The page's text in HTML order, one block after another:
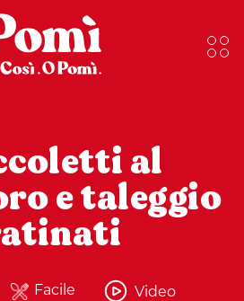
al
e taleggio
Facile Video